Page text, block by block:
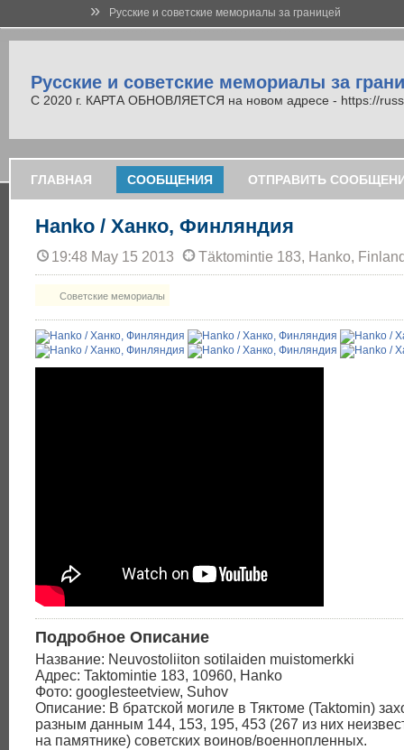
» Русские и советские мемориалы за границей
Русские и советские мемориалы за
С 2020 г. КАРТА ОБНОВЛЯЕТСЯ на новом адресе - https://
ГЛАВНАЯ СООБЩЕНИЯ ОТПРАВИТЬ
Hanko / Ханко, Финляндия
19:48 May 15 2013 Täktomintie 183, Hanko,
Советские мемориалы
Подробное Описание
Название: Neuvostoliiton sotilaiden muistomerkki
Адрес: Taktomintie 183, 10960, Hanko
Фото: googlesteetview, Suhov
Описание: В братской могиле в Тяктоме (Taktomin)
разным данным 144, 153, 195, 453 (267 из них
на памятнике) советских воинов/военнопленных.